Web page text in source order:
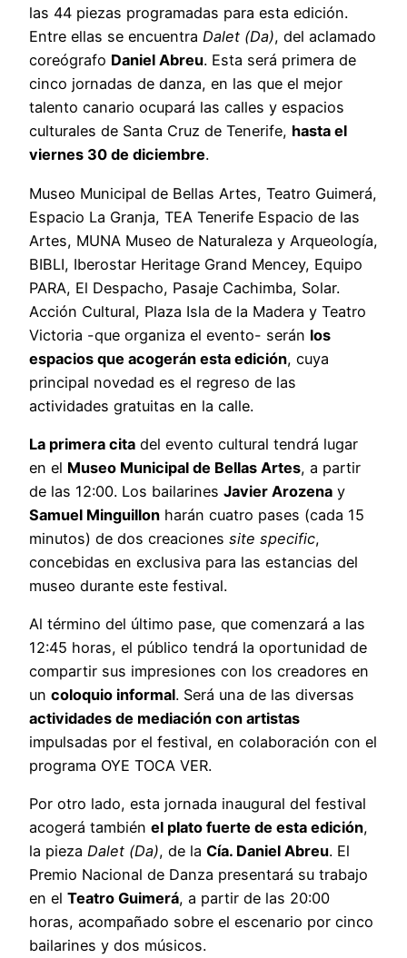
las 44 piezas programadas para esta edición.
Entre ellas se encuentra Dalet (Da), del aclamado
coreógrafo Daniel Abreu. Esta será primera de
cinco jornadas de danza, en las que el mejor
talento canario ocupará las calles y espacios
culturales de Santa Cruz de Tenerife, hasta el
viernes 30 de diciembre.
Museo Municipal de Bellas Artes, Teatro Guimerá,
Espacio La Granja, TEA Tenerife Espacio de las
Artes, MUNA Museo de Naturaleza y Arqueología,
BIBLI, Iberostar Heritage Grand Mencey, Equipo
PARA, El Despacho, Pasaje Cachimba, Solar.
Acción Cultural, Plaza Isla de la Madera y Teatro
Victoria -que organiza el evento- serán los
espacios que acogerán esta edición, cuya
principal novedad es el regreso de las
actividades gratuitas en la calle.
La primera cita del evento cultural tendrá lugar
en el Museo Municipal de Bellas Artes, a partir
de las 12:00. Los bailarines Javier Arozena y
Samuel Minguillon harán cuatro pases (cada 15
minutos) de dos creaciones site specific,
concebidas en exclusiva para las estancias del
museo durante este festival.
Al término del último pase, que comenzará a las
12:45 horas, el público tendrá la oportunidad de
compartir sus impresiones con los creadores en
un coloquio informal. Será una de las diversas
actividades de mediación con artistas
impulsadas por el festival, en colaboración con el
programa OYE TOCA VER.
Por otro lado, esta jornada inaugural del festival
acogerá también el plato fuerte de esta edición,
la pieza Dalet (Da), de la Cía. Daniel Abreu. El
Premio Nacional de Danza presentará su trabajo
en el Teatro Guimerá, a partir de las 20:00
horas, acompañado sobre el escenario por cinco
bailarines y dos músicos.